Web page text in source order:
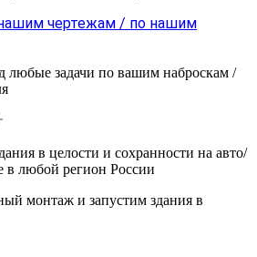
чертежам / по нашим
любые задачи по вашим наброскам /
в целости и сохранности на авто/
в любой регион России
монтаж и запустим здания в